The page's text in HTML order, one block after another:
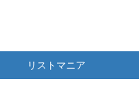
リストマニア